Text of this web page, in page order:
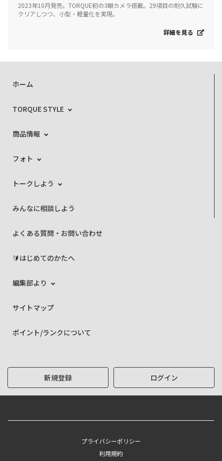
2023年10月発売。TORQUE初の3眼カメラ搭載。29項目の耐久試験に
クリアしつつ、小型・軽量化を実現。
詳細を見る
ホーム
TORQUE STYLE
商品情報
フォト
トークしよう
みんなに相談しよう
よくある質問・お問い合わせ
🔰はじめてのかたへ
編集部より
サイトマップ
ポイント/ランクについて
新規登録 ログイン
プライバシーポリシー
利用規約